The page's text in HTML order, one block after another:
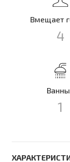
Вмещает
4
1